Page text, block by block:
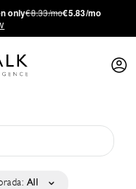
only€8.33/mo€5.83/mo
All